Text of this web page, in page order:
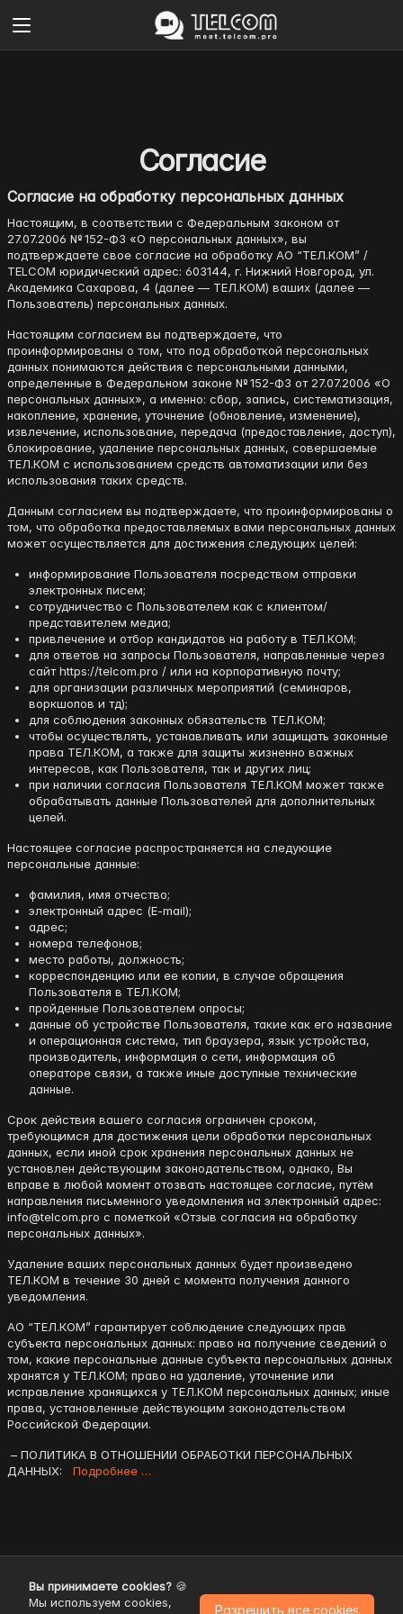
Согласие
Согласие на обработку персональных данных
Настоящим, в соответствии с Федеральным законом от
27.07.2006 № 152-ФЗ «О персональных данных», вы
подтверждаете свое согласие на обработку АО “ТЕЛ.КОМ” /
TELCOM юридический адрес: 603144, г. Нижний Новгород, ул.
Академика Сахарова, 4 (далее — ТЕЛ.КОМ) ваших (далее —
Пользователь) персональных данных.
Настоящим согласием вы подтверждаете, что
проинформированы о том, что под обработкой персональных
данных понимаются действия с персональными данными,
определенные в Федеральном законе № 152-ФЗ от 27.07.2006 «О
персональных данных», а именно: сбор, запись, систематизация,
накопление, хранение, уточнение (обновление, изменение),
извлечение, использование, передача (предоставление, доступ),
блокирование, удаление персональных данных, совершаемые
ТЕЛ.КОМ с использованием средств автоматизации или без
использования таких средств.
Данным согласием вы подтверждаете, что проинформированы о
том, что обработка предоставляемых вами персональных данных
может осуществляется для достижения следующих целей:
информирование Пользователя посредством отправки
электронных писем;
сотрудничество с Пользователем как с клиентом/
представителем медиа;
привлечение и отбор кандидатов на работу в ТЕЛ.КОМ;
для ответов на запросы Пользователя, направленные через
сайт https://telcom.pro / или на корпоративную почту;
для организации различных мероприятий (семинаров,
воркшопов и тд);
для соблюдения законных обязательств ТЕЛ.КОМ;
чтобы осуществлять, устанавливать или защищать законные
права ТЕЛ.КОМ, а также для защиты жизненно важных
интересов, как Пользователя, так и других лиц;
при наличии согласия Пользователя ТЕЛ.КОМ может также
обрабатывать данные Пользователей для дополнительных
целей.
Настоящее согласие распространяется на следующие
персональные данные:
фамилия, имя отчество;
электронный адрес (E-mail);
адрес;
номера телефонов;
место работы, должность;
корреспонденцию или ее копии, в случае обращения
Пользователя в ТЕЛ.КОМ;
пройденные Пользователем опросы;
данные об устройстве Пользователя, такие как его название
и операционная система, тип браузера, язык устройства,
производитель, информация о сети, информация об
операторе связи, а также иные доступные технические
данные.
Срок действия вашего согласия ограничен сроком,
требующимся для достижения цели обработки персональных
данных, если иной срок хранения персональных данных не
установлен действующим законодательством, однако, Вы
вправе в любой момент отозвать настоящее согласие, путём
направления письменного уведомления на электронный адрес:
info@telcom.pro с пометкой «Отзыв согласия на обработку
персональных данных».
Удаление ваших персональных данных будет произведено
ТЕЛ.КОМ в течение 30 дней с момента получения данного
уведомления.
АО “ТЕЛ.КОМ” гарантирует соблюдение следующих прав
субъекта персональных данных: право на получение сведений о
том, какие персональные данные субъекта персональных данных
хранятся у ТЕЛ.КОМ; право на удаление, уточнение или
исправление хранящихся у ТЕЛ.КОМ персональных данных; иные
права, установленные действующим законодательством
Российской Федерации.
– ПОЛИТИКА В ОТНОШЕНИИ ОБРАБОТКИ ПЕРСОНАЛЬНЫХ
ДАННЫХ: Подробнее …
Вы принимаете cookies? 🍪
Мы используем cookies,
Разрешить все cookies